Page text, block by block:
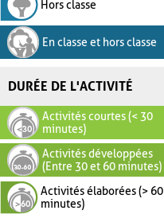
Hors classe
En classe et hors classe
DURÉE DE L'ACTIVITÉ
Activités courtes (< 30
minutes)
Activités développées
(Entre 30 et 60 minutes)
Activités élaborées (> 60
minutes)